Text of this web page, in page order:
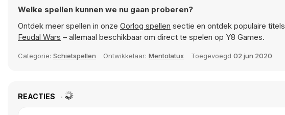
Welke spellen kunnen we nu gaan proberen?
Ontdek meer spellen in onze Oorlog spellen sectie en ontdek populaire
Feudal Wars – allemaal beschikbaar om direct te spelen op Y8 Games.
Categorie: Schietspellen Ontwikkelaar: Mentolatux Toegevoegd 02 jun 2020
REACTIES